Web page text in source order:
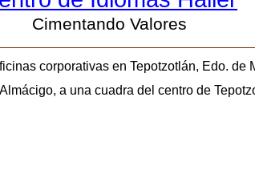
Cimentando Valores
corporativas en Tepotzotlán, Edo. de
a una cuadra del centro de